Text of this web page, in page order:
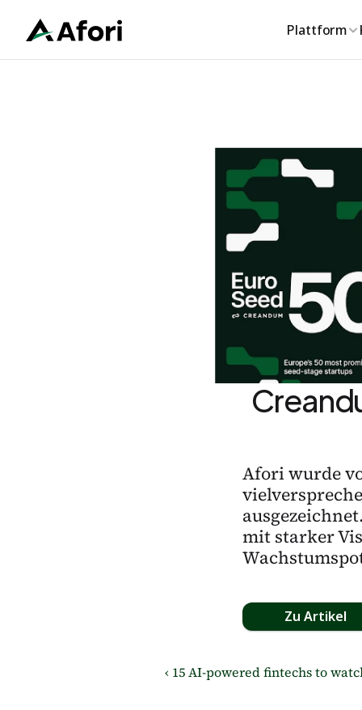
Plattform
Afori wurde
mit starker
Zu Artikel
‹ 15 AI-powered fintechs to